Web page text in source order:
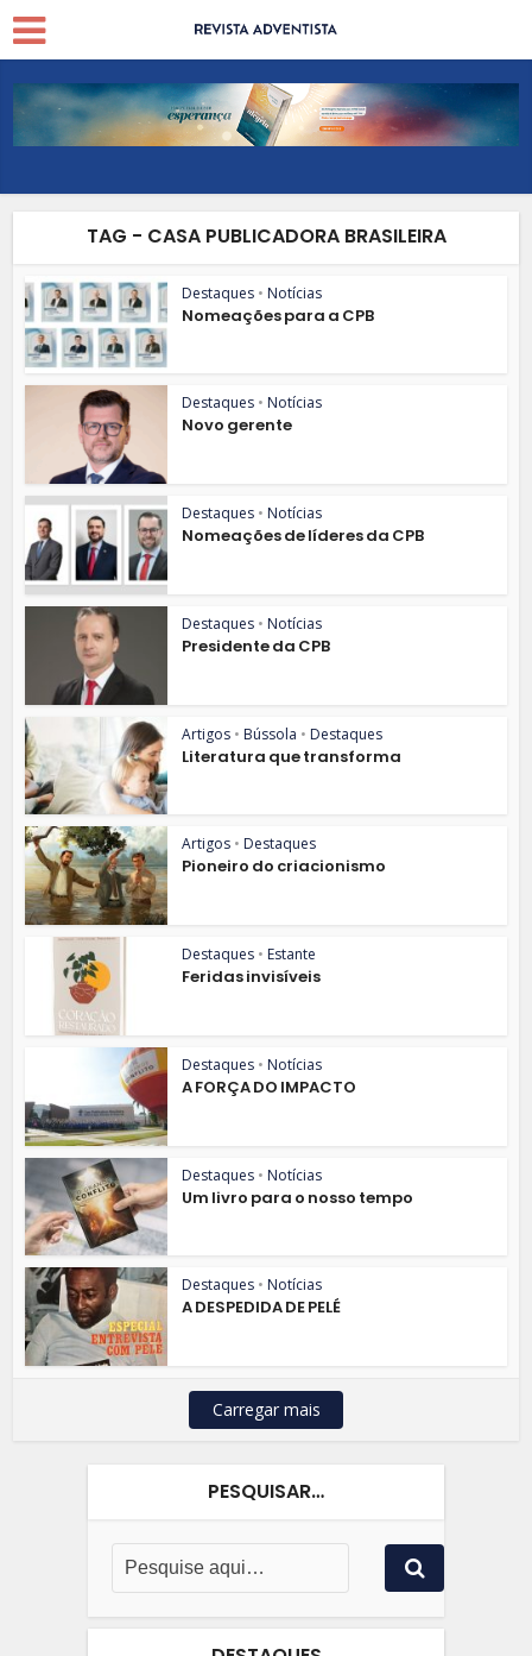
TAG - CASA PUBLICADORA BRASILEIRA
Destaques • Notícias
Nomeações para a CPB
Destaques • Notícias
Novo gerente
Destaques • Notícias
Nomeações de líderes da CPB
Destaques • Notícias
Presidente da CPB
Artigos • Bússola • Destaques
Literatura que transforma
Artigos • Destaques
Pioneiro do criacionismo
Destaques • Estante
Feridas invisíveis
Destaques • Notícias
A FORÇA DO IMPACTO
Destaques • Notícias
Um livro para o nosso tempo
Destaques • Notícias
A DESPEDIDA DE PELÉ
Carregar mais
PESQUISAR…